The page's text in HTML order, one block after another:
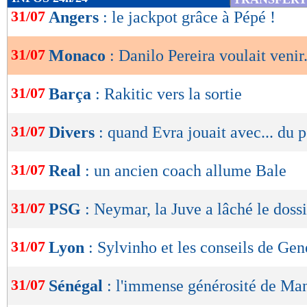
de
lecture
OK
31/07 Angers : le jackpot grâce à Pépé !
31/07 Monaco : Danilo Pereira voulait
31/07 Barça : Rakitic vers la sortie
31/07 Divers : quand Evra jouait avec... du
31/07 Real : un ancien coach allume Bale
31/07 PSG : Neymar, la Juve a lâché le
31/07 Lyon : Sylvinho et les conseils de
31/07 Sénégal : l'immense générosité de